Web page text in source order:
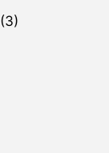
(3)